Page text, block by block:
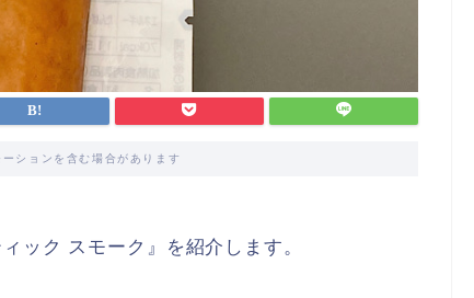
ションを含む場合があります
ック スモーク』を紹介します。